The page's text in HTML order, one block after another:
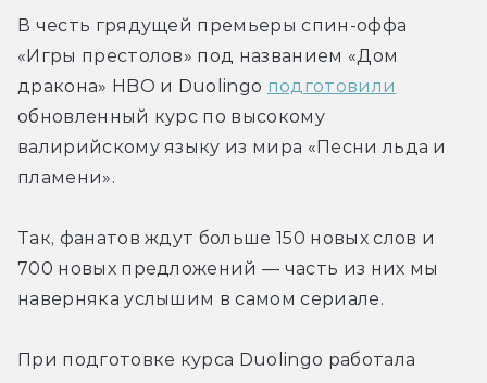
В честь грядущей премьеры спин-оффа
«Игры престолов» под названием «Дом
дракона» HBO и Duolingo подготовили
обновленный курс по высокому
валирийскому языку из мира «Песни льда и
пламени».
Так, фанатов ждут больше 150 новых слов и
700 новых предложений — часть из них мы
наверняка услышим в самом сериале.
При подготовке курса Duolingo работала